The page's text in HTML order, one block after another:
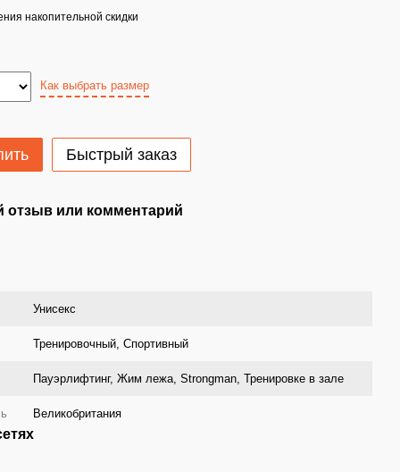
накопительной скидки
Как выбрать размер
Быстрый заказ
отзыв или комментарий
Унисекс
Тренировочный, Спортивный
Пауэрлифтинг, Жим лежа, Strongman, Тренировке в зале
Великобритания